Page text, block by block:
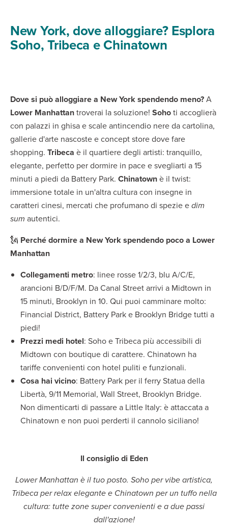
New York, dove alloggiare? Esplora
Soho, Tribeca e Chinatown
Dove si può alloggiare a New York spendendo meno?A
Lower Manhattantroverai la soluzione! Sohoti accoglierà
con palazzi in ghisa e scale antincendio nere da cartolina,
gallerie d'arte nascoste e concept store dove fare
shopping. Tribeca è il quartiere degli artisti: tranquillo,
elegante, perfetto per dormire in pace e svegliarti a 15
minuti a piedi da Battery Park. Chinatownè il twist:
immersione totale in un'altra cultura con insegne in
caratteri cinesi, mercati che profumano di spezie edim
sum autentici.
🗽 Perché dormire a New York spendendo poco a Lower
Manhattan
Collegamenti metro: linee rosse 1/2/3, blu A/C/E,
arancioni B/D/F/M. Da Canal Street arrivi a Midtown in
15 minuti, Brooklyn in 10. Qui puoi camminare molto:
Financial District, Battery Park e Brooklyn Bridge tutti a
piedi!
Prezzi medi hotel: Soho e Tribeca più accessibili di
Midtown con boutique di carattere. Chinatown ha
tariffe convenienti con hotel puliti e funzionali.
Cosa hai vicino: Battery Park per il ferry Statua della
Libertà, 9/11 Memorial, Wall Street, Brooklyn Bridge.
Non dimenticarti di passare a Little Italy: è attaccata a
Chinatown e non puoi perderti il cannolo siciliano!
Il consiglio di Eden
Lower Manhattan è il tuo posto. Soho per vibe artistica,
Tribeca per relax elegante e Chinatown per un tuffo nella
cultura: tutte zone super convenienti e a due passi
dall'azione!